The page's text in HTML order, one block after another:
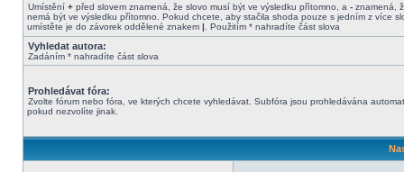
Umístění + před slovem znamená, že slovo musí být ve výsledku přítomno, a - znamená,
nemá být ve výsledku přítomno. Pokud chcete, aby stačila shoda pouze s jedním z více
umístěte je do závorek oddělené znakem | . Použitím * nahradíte část slova
Vyhledat autora:
Zadáním * nahradíte část slova
Prohledávat fóra:
Zvolte fórum nebo fóra, ve kterých chcete vyhledávat. Subfóra jsou prohledávána
pokud nezvolíte jinak.